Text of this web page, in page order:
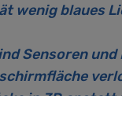
wenig blaues
Sensoren
in 3D anstatt
auf